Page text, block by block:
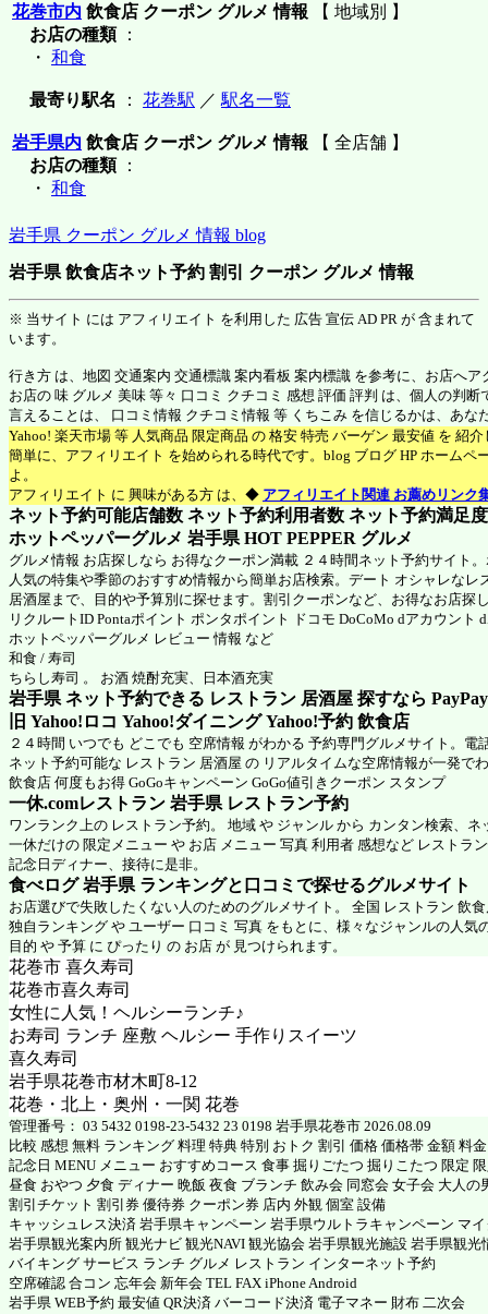
花巻市内 飲食店 クーポン グルメ 情報 【 地域別 】
お店の種類：
・ 和食
最寄り駅名 ： 花巻駅 ／ 駅名一覧
岩手県内 飲食店 クーポン グルメ 情報 【 全店舗 】
お店の種類：
・ 和食
岩手県 クーポン グルメ 情報 blog
岩手県 飲食店ネット予約 割引 クーポン グルメ 情報
※ 当サイト には アフィリエイト を利用した 広告 宣伝 AD PR が 含まれて
います。
行き方 は、地図 交通案内 交通標識 案内看板 案内標識 を参考に、お店へア
お店の 味 グルメ 美味 等々 口コミ クチコミ 感想 評価 評判 は、個人の判断
言えることは、 口コミ情報 クチコミ情報 等 くちこみ を信じるかは、あな
Yahoo! 楽天市場 等 人気商品 限定商品 の 格安 特売 バーゲン 最安値 を 紹
簡単に、アフィリエイト を始められる時代です。blog ブログ HP ホームペ
よ。
アフィリエイト に 興味がある方 は、◆ アフィリエイト関連 お薦めリンク
ネット予約可能店舗数 ネット予約利用者数 ネット予約満足
ホットペッパーグルメ 岩手県 HOT PEPPER グルメ
グルメ情報 お店探しなら お得なクーポン満載 ２４時間ネット予約サイト
人気の特集や季節のおすすめ情報から簡単お店検索。デート オシャレなレ
居酒屋まで、目的や予算別に探せます。割引クーポンなど、お得なお店探
リクルートID Pontaポイント ポンタポイント ドコモ DoCoMo dアカウント
ホットペッパーグルメ レビュー 情報 など
和食 / 寿司
ちらし寿司 。 お酒 焼酎充実、日本酒充実
岩手県 ネット予約できる レストラン 居酒屋 探すなら
旧 Yahoo!ロコ Yahoo!ダイニング Yahoo!予約 飲食店
２４時間 いつでも どこでも 空席情報 がわかる 予約専門グルメサイト。電
ネット予約可能な レストラン 居酒屋 の リアルタイムな空席情報が一発で
飲食店 何度もお得 GoGoキャンペーン GoGo値引きクーポン スタンプ
一休.comレストラン 岩手県 レストラン予約
ワンランク上の レストラン予約。 地域 や ジャンル から カンタン検索、ネ
一休だけの 限定メニュー や お店 メニュー 写真 利用者 感想など レストラ
記念日ディナー、接待に是非。
食べログ 岩手県 ランキングと口コミで探せるグルメサイト
お店選びで失敗したくない人のためのグルメサイト。 全国 レストラン 飲
独自ランキング や ユーザー 口コミ 写真 をもとに、様々なジャンルの人気
目的 や 予算 に ぴったり の お店 が 見つけられます。
花巻市 喜久寿司
花巻市喜久寿司
女性に人気！ヘルシーランチ♪
お寿司 ランチ 座敷 ヘルシー 手作りスイーツ
喜久寿司
岩手県花巻市材木町8-12
花巻・北上・奥州・一関 花巻
管理番号： 03 5432 0198-23-5432 23 0198 岩手県花巻市 2026.08.09
比較 感想 無料 ランキング 料理 特典 特別 おトク 割引 価格 価格帯 金額 料
記念日 MENU メニュー おすすめコース 食事 掘りごたつ 掘りこたつ 限定
昼食 おやつ 夕食 ディナー 晩飯 夜食 ブランチ 飲み会 同窓会 女子会 大人の
割引チケット 割引券 優待券 クーポン券 店内 外観 個室 設備
キャッシュレス決済 岩手県キャンペーン 岩手県ウルトラキャンペーン マ
岩手県観光案内所 観光ナビ 観光NAVI 観光協会 岩手県観光施設 岩手県観光
バイキング サービス ランチ グルメ レストラン インターネット予約
空席確認 合コン 忘年会 新年会 TEL FAX iPhone Android
岩手県 WEB予約 最安値 QR決済 バーコード決済 電子マネー 財布 二次会